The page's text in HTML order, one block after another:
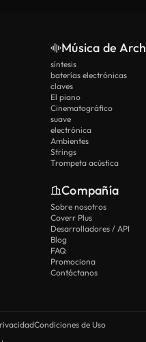
Música de
síntesis
baterías electrónicas
claves
El piano
Cinematográfico
suave
electrónica
Ambientes
Strings
Trompeta acústica
Compañía
Sobre nosotros
Coverr Plus
Desarrolladores / API
Blog
FAQ
Promociona
Contáctanos
Condiciones de Uso